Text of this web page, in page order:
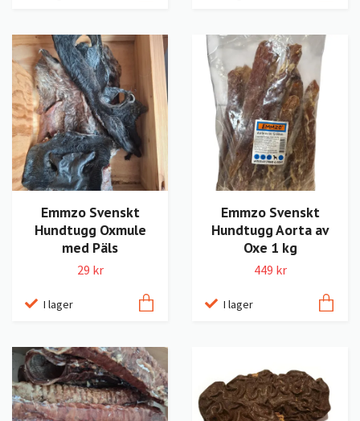
Emmzo Svenskt
Hundtugg Oxmule
med Päls
29 kr
I lager
Emmzo Svenskt
Hundtugg Aorta av
Oxe 1 kg
449 kr
I lager